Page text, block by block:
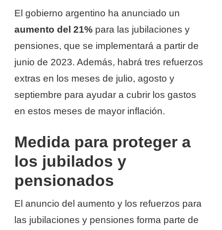
El gobierno argentino ha anunciado un
aumento del 21% para las jubilaciones y
pensiones, que se implementará a partir de
junio de 2023. Además, habrá tres refuerzos
extras en los meses de julio, agosto y
septiembre para ayudar a cubrir los gastos
en estos meses de mayor inflación.
Medida para proteger a
los jubilados y
pensionados
El anuncio del aumento y los refuerzos para
las jubilaciones y pensiones forma parte de